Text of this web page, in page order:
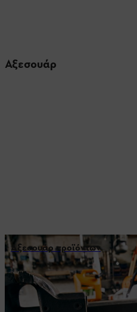
Αξεσουάρ
Αξεσουάρ προϊόντων